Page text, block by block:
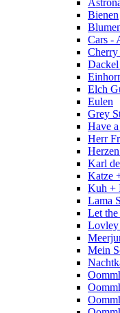
Bienen
Cars -
Elch
Eulen
Grey
Have
Herr
Karl
Katze
Kuh +
Lama
Let the
Lovley
Mein